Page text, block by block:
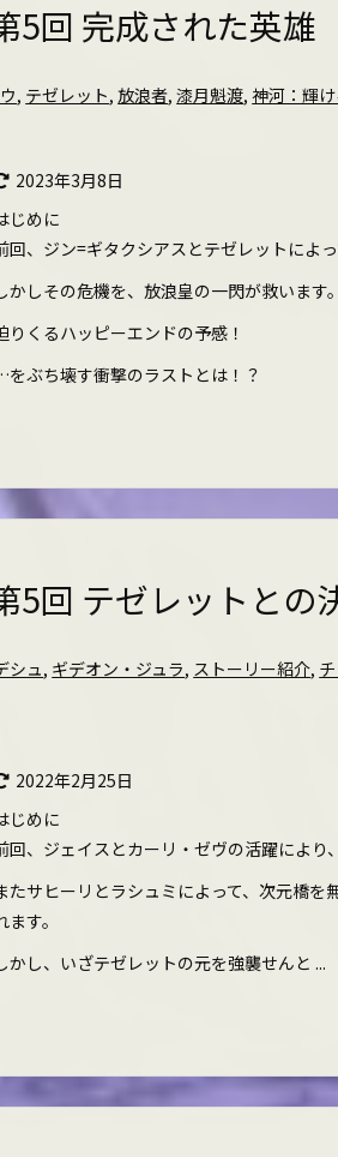
5回 完成された英雄
, テゼレット,放浪者,漆月魁渡,神河：輝
2023年3月8日
じめに
回、ジン=ギタクシアスとテゼレットによ
かしその危機を、放浪皇の一閃が救います。
りくるハッピーエンドの予感！
ぶち壊す衝撃のラストとは！？
5回 テゼレットとの
シュ, ギデオン・ジュラ, ストーリー紹介,
2022年2月25日
じめに
回、ジェイスとカーリ・ゼヴの活躍により
たサヒーリとラシュミによって、次元橋
ます。
かし、いざテゼレットの元を強襲せんと ...